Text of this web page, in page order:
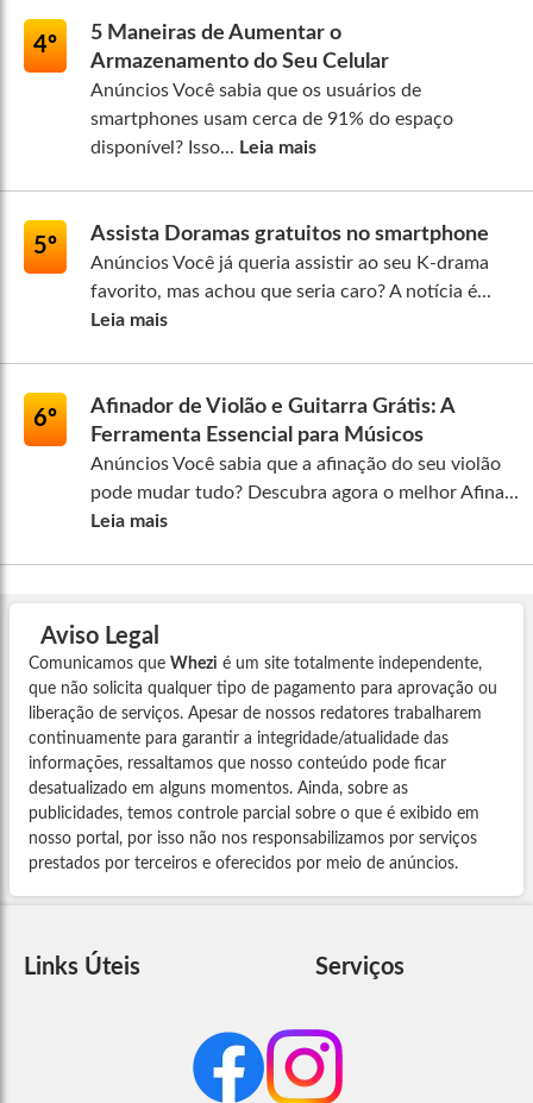
4º
5 Maneiras de Aumentar o
Armazenamento do Seu Celular
Anúncios Você sabia que os usuários de
smartphones usam cerca de 91% do espaço
disponível? Isso... Leia mais
5º
Assista Doramas gratuitos no smartphone
Anúncios Você já queria assistir ao seu K-drama
favorito, mas achou que seria caro? A notícia é...
Leia mais
6º
Afinador de Violão e Guitarra Grátis: A
Ferramenta Essencial para Músicos
Anúncios Você sabia que a afinação do seu violão
pode mudar tudo? Descubra agora o melhor Afina...
Leia mais
Aviso Legal
Comunicamos que Whezi é um site totalmente independente,
que não solicita qualquer tipo de pagamento para aprovação ou
liberação de serviços. Apesar de nossos redatores trabalharem
continuamente para garantir a integridade/atualidade das
informações, ressaltamos que nosso conteúdo pode ficar
desatualizado em alguns momentos. Ainda, sobre as
publicidades, temos controle parcial sobre o que é exibido em
nosso portal, por isso não nos responsabilizamos por serviços
prestados por terceiros e oferecidos por meio de anúncios.
Links Úteis Serviços